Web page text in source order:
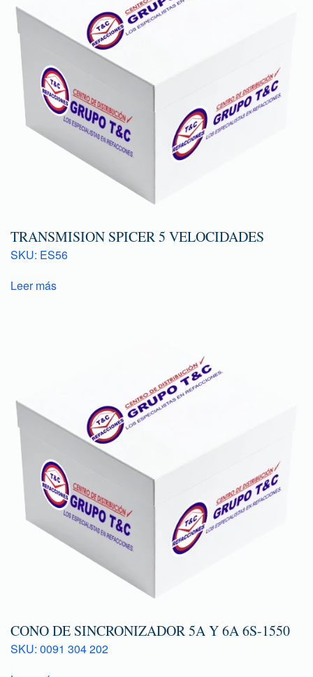
TRANSMISION SPICER 5 VELOCIDADES
SKU: ES56
Leer más
CONO DE SINCRONIZADOR 5A Y 6A 6S-1550
SKU: 0091 304 202